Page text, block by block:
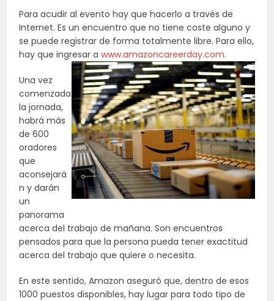
Para acudir al evento hay que hacerlo a través de
Internet. Es un encuentro que no tiene coste alguno y
se puede registrar de forma totalmente libre. Para ello,
hay que ingresar awww.amazoncareerday.com.
Una vez
comenzada
la jornada,
habrá más
de 600
oradores
que
aconsejará
n y darán
un
panorama
acerca del trabajo de mañana. Son encuentros
pensados para que la persona pueda tener exactitud
acerca del trabajo que quiere o necesita.
En este sentido, Amazon aseguró que, dentro de esos
1000 puestos disponibles, hay lugar para todo tipo de